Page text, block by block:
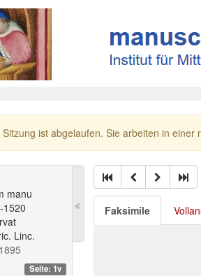
ist abgelaufen. Sie arbeiten in einer
manu
1520
Linc.
Seite: 1v
Faksimile